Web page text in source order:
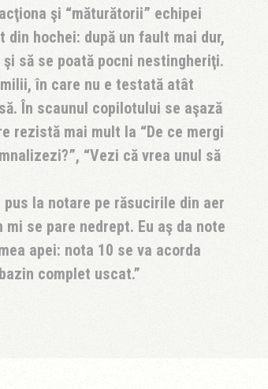
şi “măturătorii” echipei
din hochei: după un fault mai dur,
să se poată pocni nestingheriţi.
în care nu e testată atât
În scaunul copilotului se aşază
rezistă mai mult la “De ce mergi
“Vezi că vrea unul să
la notare pe răsucirile din aer
se pare nedrept. Eu aş da note
apei: nota 10 se va acorda
complet uscat.